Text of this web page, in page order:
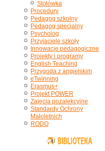
Stołówka
Procedury
Pedagog szkolny
Pedagog specjalny
Psycholog
Przyjaciele szkoły
Innowacje pedagogiczne
Projekty i programy
English Teaching
Przygoda z angielskim
eTwinning
Erasmus+
Projekt POWER
Zajęcia pozalekcyjne
Standardy Ochrony
Małoletnich
RODO